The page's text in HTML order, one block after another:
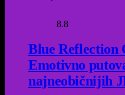
8.8
Blue Reflection
Emotivno
najneobičnijih